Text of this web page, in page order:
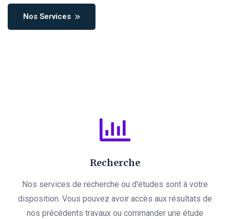
Nos Services
Recherche
Nos services de recherche ou d'études sont à votre
disposition. Vous pouvez avoir accès aux résultats de
nos précédents travaux ou commander une étude